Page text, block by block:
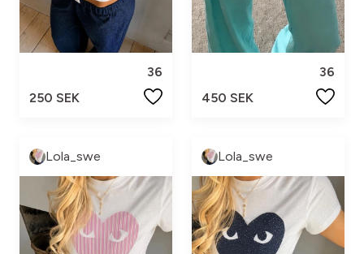
36
250 SEK
36
450 SEK
Lola_swe Lola_swe